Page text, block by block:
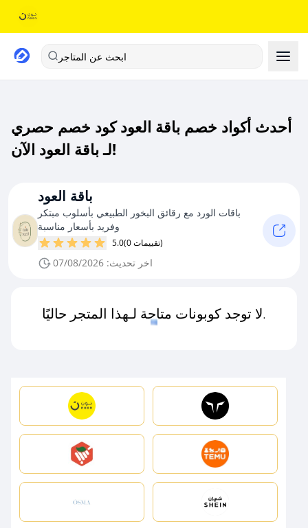
ابحث عن المتاجر
أحدث أكواد خصم باقة العود كود خصم حصري
لـ باقة العود الآن!
باقة العود
باقات الورد مع رقائق البخور الطبيعي بأسلوب مبتكر
وفريد بأسعار مناسبة
5.0 (0 تقييمات)
اخر تحديث: 07/08/2026
لا توجد كوبونات متاحة لـهذا المتجر حاليًا.